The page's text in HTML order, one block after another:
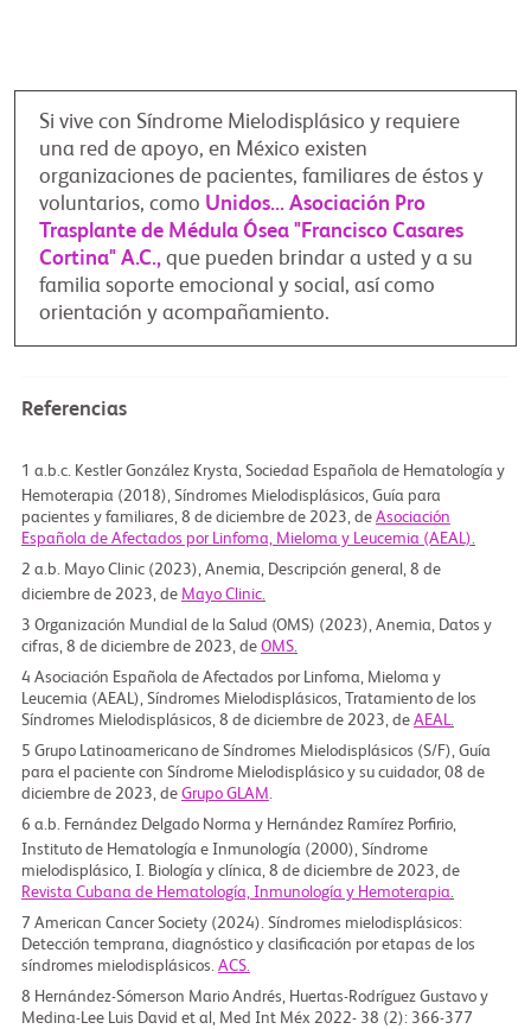
Si vive con Síndrome Mielodisplásico y requiere
una red de apoyo, en México existen
organizaciones de pacientes, familiares de éstos y
voluntarios, como Unidos... Asociación Pro
Trasplante de Médula Ósea "Francisco Casares
Cortina" A.C., que pueden brindar a usted y a su
familia soporte emocional y social, así como
orientación y acompañamiento.
Referencias
1
Kestler González Krysta, Sociedad Española de Hematología y
Hemoterapia (2018), Síndromes Mielodisplásicos, Guía para
pacientes y familiares, 8 de diciembre de 2023, de Asociación
Española de Afectados por Linfoma, Mieloma y Leucemia (AEAL).
2
Mayo Clinic (2023), Anemia, Descripción general, 8 de
diciembre de 2023, de Mayo Clinic.
3 Organización Mundial de la Salud (OMS) (2023), Anemia, Datos y
cifras, 8 de diciembre de 2023, de OMS.
4 Asociación Española de Afectados por Linfoma, Mieloma y
Leucemia (AEAL), Síndromes Mielodisplásicos, Tratamiento de los
Síndromes Mielodisplásicos, 8 de diciembre de 2023, de AEAL.
5 Grupo Latinoamericano de Síndromes Mielodisplásicos (S/F), Guía
para el paciente con Síndrome Mielodisplásico y su cuidador, 08 de
diciembre de 2023, de Grupo GLAM.
6
Fernández Delgado Norma y Hernández Ramírez Porfirio,
Instituto de Hematología e Inmunología (2000), Síndrome
mielodisplásico, I. Biología y clínica, 8 de diciembre de 2023, de
Revista Cubana de Hematología, Inmunología y Hemoterapia.
7 American Cancer Society (2024). Síndromes mielodisplásicos:
Detección temprana, diagnóstico y clasificación por etapas de los
síndromes mielodisplásicos. ACS.
8 Hernández-Sómerson Mario Andrés, Huertas-Rodríguez Gustavo y
Medina-Lee Luis David et al, Med Int Méx 2022- 38 (2): 366-377